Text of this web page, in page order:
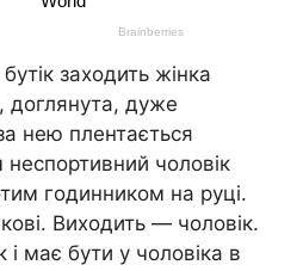
заходить жінка
доглянута, дуже
нею плентається
чоловік
годинником на руці.
Виходить — чоловік.
має бути у чоловіка в